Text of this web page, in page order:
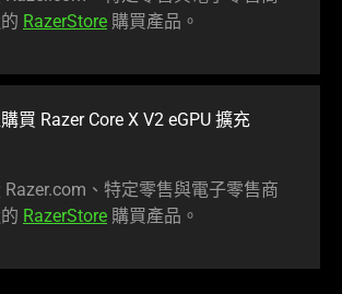
RazerStore 購買產品 。
買 Razer Core X V2 eGPU 擴充
、特定零售與電子零售商
RazerStore 購買產品 。